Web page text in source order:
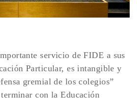
servicio de FIDE a sus
Particular, es intangible y
gremial de los colegios”
con la Educación